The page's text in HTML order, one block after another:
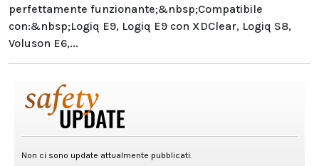
perfettamente funzionante;&nbsp;Compatibile
con:&nbsp;Logiq E9, Logiq E9 con XDClear, Logiq S8,
Voluson E6,...